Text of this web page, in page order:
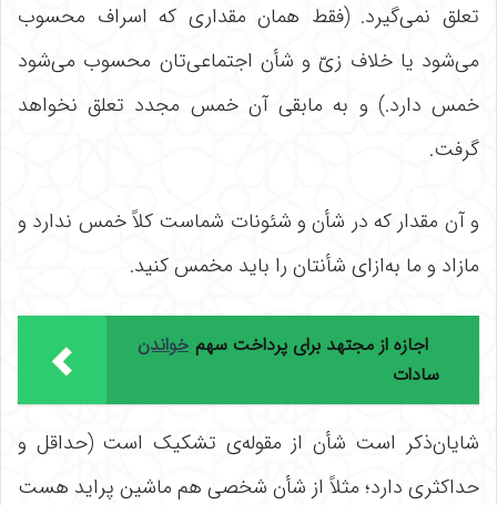
تعلق نمی‌گیرد. (فقط همان مقداری که اسراف محسوب
می‌شود یا خلاف زیّ و شأن اجتماعی‌تان محسوب می‌شود
خمس دارد.) و به مابقی آن خمس مجدد تعلق نخواهد
گرفت.
و آن مقدار که در شأن و شئونات شماست کلاً خمس ندارد و
مازاد و ما به‌ازای شأنتان را باید مخمس کنید.
خواندن اجازه از مجتهد برای پرداخت سهم
سادات
شایان‌ذکر است شأن از مقوله‌ی تشکیک است (حداقل و
حداکثری دارد؛ مثلاً از شأن شخصی هم ماشین پراید هست